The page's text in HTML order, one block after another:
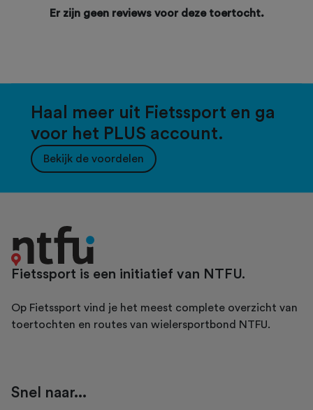
Er zijn geen reviews voor deze toertocht.
Haal meer uit Fietssport en ga
voor het PLUS account.
Bekijk de voordelen
Fietssport is een initiatief van NTFU.
Op Fietssport vind je het meest complete overzicht van
toertochten en routes van wielersportbond NTFU.
Snel naar...